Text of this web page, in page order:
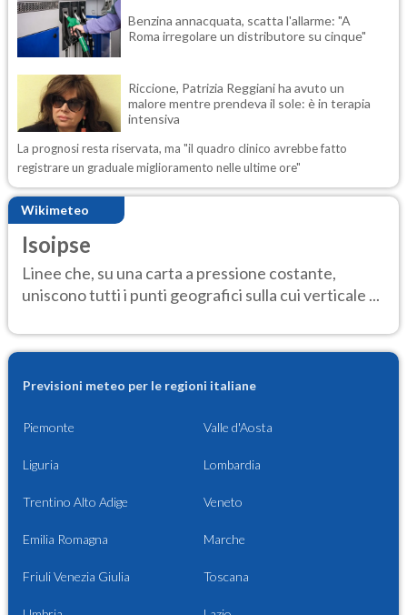
Benzina annacquata, scatta l'allarme: "A
Roma irregolare un distributore su cinque"
Riccione, Patrizia Reggiani ha avuto un
malore mentre prendeva il sole: è in terapia
intensiva
La prognosi resta riservata, ma "il quadro clinico avrebbe fatto
registrare un graduale miglioramento nelle ultime ore"
Wikimeteo
Isoipse
Linee che, su una carta a pressione costante,
uniscono tutti i punti geografici sulla cui verticale ...
Previsioni meteo per le regioni italiane
Piemonte Valle d'Aosta
Liguria Lombardia
Trentino Alto Adige Veneto
Emilia Romagna Marche
Friuli Venezia Giulia Toscana